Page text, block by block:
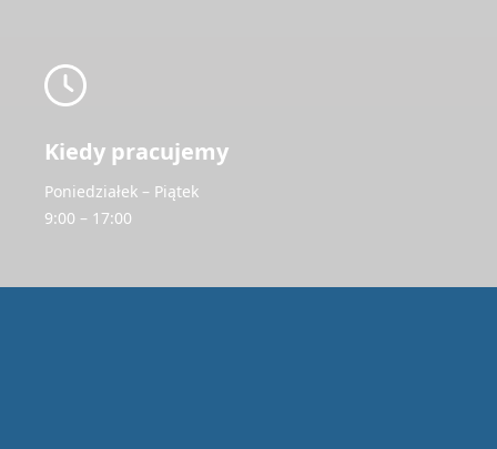
Kiedy pracujemy
Poniedziałek – Piątek
9:00 – 17:00